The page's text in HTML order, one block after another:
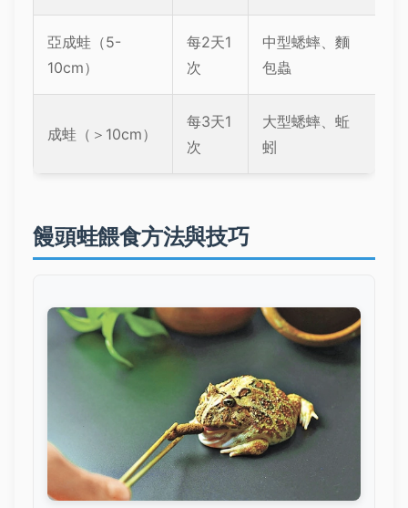
亞成蛙（5-
10cm）
每2天1
次
中型蟋蟀、麵
包蟲
成蛙（＞10cm）
每3天1
次
大型蟋蟀、蚯
蚓
饅頭蛙餵食方法與技巧